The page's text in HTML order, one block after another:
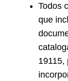
Todos
que
19115,